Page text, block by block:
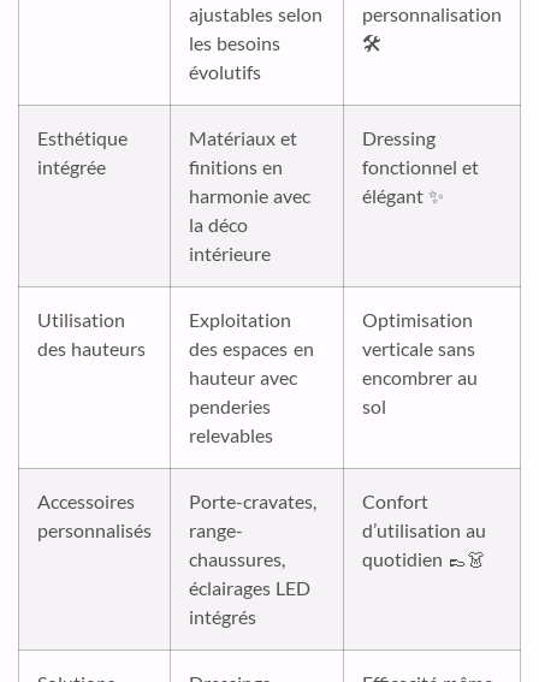
ajustables selon
les besoins
évolutifs
personnalisation
🛠️
Esthétique
intégrée
Matériaux et
finitions en
harmonie avec
la déco
intérieure
Dressing
fonctionnel et
élégant ✨
Utilisation
des hauteurs
Exploitation
des espaces en
hauteur avec
penderies
relevables
Optimisation
verticale sans
encombrer au
sol
Accessoires
personnalisés
Porte-cravates,
range-
chaussures,
éclairages LED
intégrés
Confort
d’utilisation au
quotidien 👞👗